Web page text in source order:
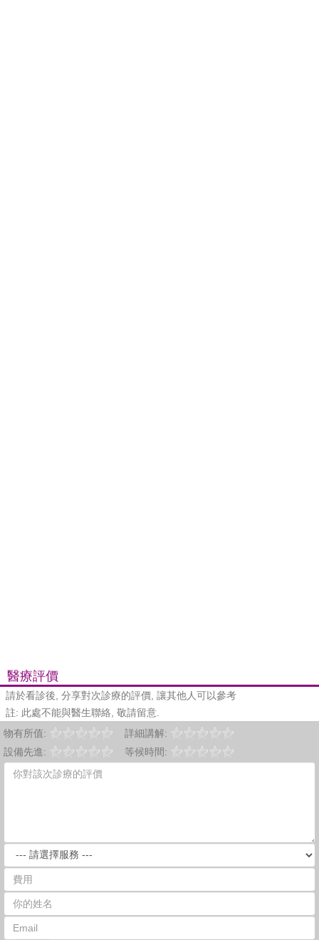
醫療評價
請於看診後, 分享對次診療的評價, 讓其他人可以參考
註: 此處不能與醫生聯絡, 敬請留意.
物有所值:
詳細講解:
設備先進:
等候時間: